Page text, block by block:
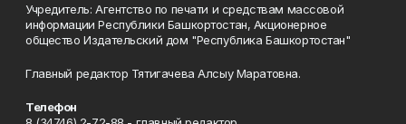
Учредитель: Агентство по печати и средствам массовой
информации Республики Башкортостан, Акционерное
общество Издательский дом "Республика Башкортостан"
Главный редактор Тятигачева Алсыу Маратовна.
Телефон